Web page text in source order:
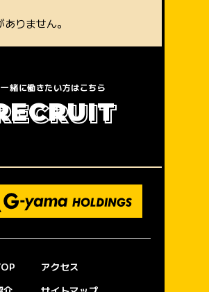
りません。
一緒に働きたい方はこちら
ECRUIT
アクセス